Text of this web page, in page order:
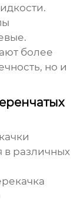
более
но и
в различных